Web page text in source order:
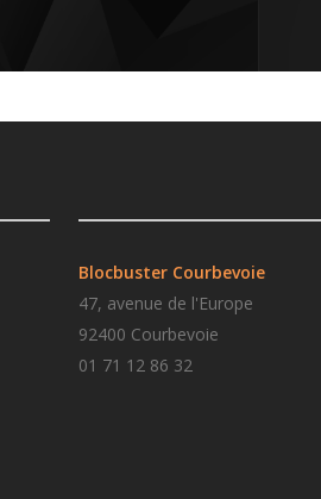
Blocbuster Courbevoie
47, avenue de l'Europe
92400 Courbevoie
01 71 12 86 32